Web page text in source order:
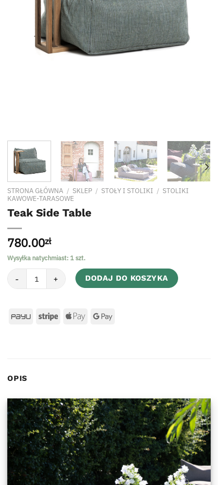
STRONA GŁÓWNA / SKLEP / STOŁY I STOLIKI / STOLIKI
KAWOWE-TARASOWE
Teak Side Table
780.00zł
Wysyłka natychmiast: 1 szt.
ilość Teak Side Table DODAJ DO KOSZYKA
OPIS